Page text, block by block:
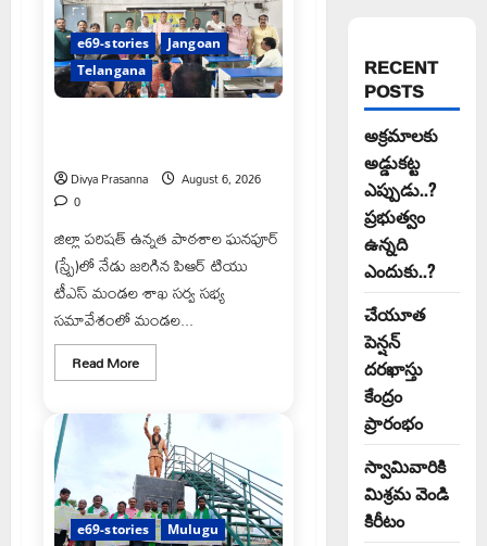
e69-stories
Jangoan
Telangana
Divya Prasanna
August 6, 2026
0
జిల్లా పరిషత్ ఉన్నత పాఠశాల ఘనపూర్
(స్ప్రే)లో నేడు జరిగిన పిఆర్ టియు
టీఎస్ మండల శాఖ సర్వ సభ్య
సమావేశంలో మండల...
Read MoreRead
more
పిఆర్
టియు
మండల
అధ్యక్షులుగా
గీరెడ్డి
ప్రమోద్
రెడ్డి
e69-stories
Mulugu
RECENT
POSTS
అక్రమాలకు
అడ్డుకట్ట
ఎప్పుడు..?
ప్రభుత్వం
ఉన్నది
ఎందుకు..?
చేయూత
పెన్షన్
దరఖాస్తు
కేంద్రం
ప్రారంభం
స్వామివారికి
మిశ్రమ వెండి
కిరీటం